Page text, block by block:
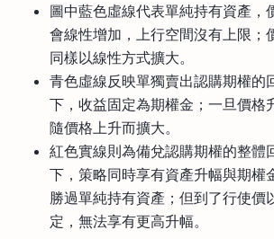
圖中藍色虛線代表單純持有資產，
會線性增加，上行空間沒有上限；
同樣以線性方式擴大。
青色虛線反映單獨賣出認購期權的
下，收益固定為期權金；一旦價格
隨價格上升而擴大。
紅色實線則為備兌認購期權的整體
下，策略同時享有資產升幅與期權
勝過單純持有資產；但到了行使價
定，無法享有更高升幅。